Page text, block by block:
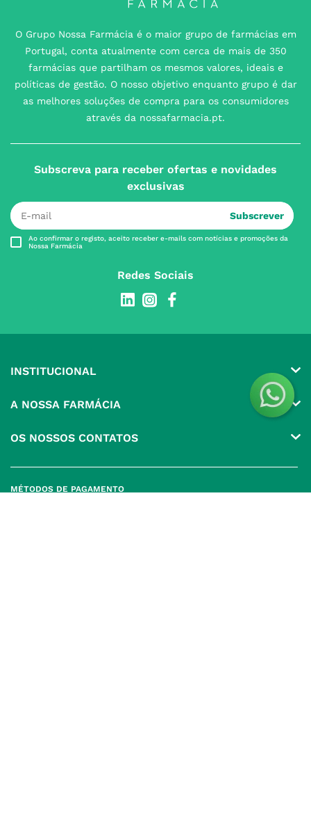
O Grupo Nossa Farmácia é o maior grupo de farmácias em
Portugal, conta atualmente com cerca de mais de 350
farmácias que partilham os mesmos valores, ideais e
políticas de gestão. O nosso objetivo enquanto grupo é dar
as melhores soluções de compra para os consumidores
através da nossafarmacia.pt.
Subscreva para receber ofertas e novidades
exclusivas
Subscrever
Ao confirmar o registo, aceito receber e-mails com notícias e promoções da
Nossa Farmácia
Redes Sociais
INSTITUCIONAL
Produtos Favoritos
A NOSSA FARMÁCIA
OS NOSSOS CONTATOS
MÉTODOS DE PAGAMENTO